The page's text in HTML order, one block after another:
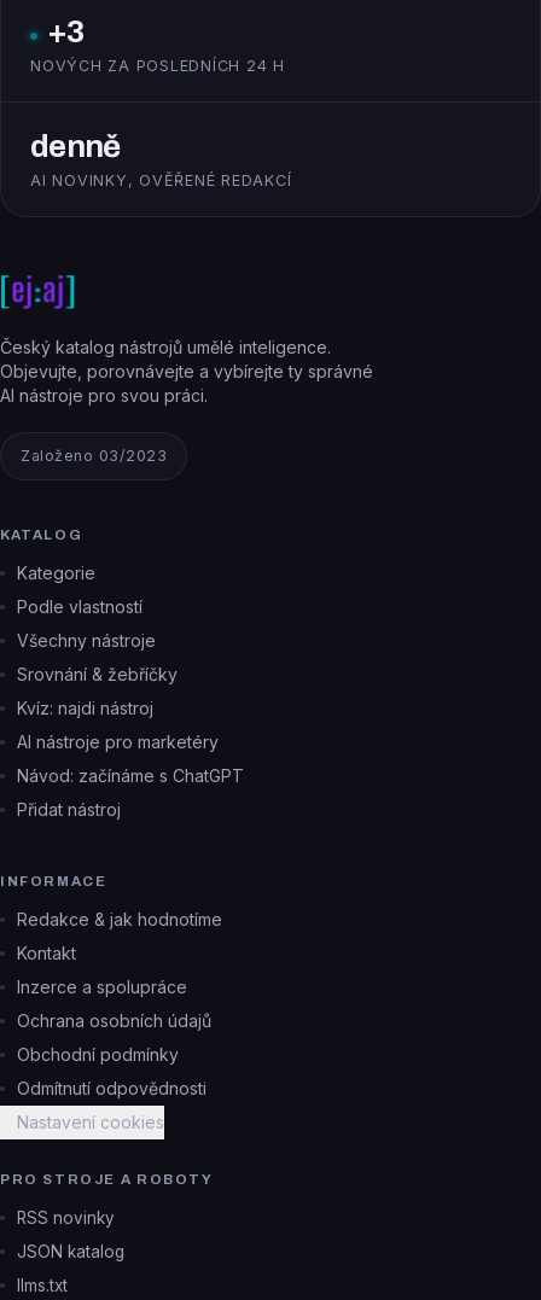
+3
NOVÝCH ZA POSLEDNÍCH 24 H
denně
AI NOVINKY, OVĚŘENÉ REDAKCÍ
Český katalog nástrojů umělé inteligence.
Objevujte, porovnávejte a vybírejte ty správné
AI nástroje pro svou práci.
Založeno 03/2023
KATALOG
Kategorie
Podle vlastností
Všechny nástroje
Srovnání & žebříčky
Kvíz: najdi nástroj
AI nástroje pro marketéry
Návod: začínáme s ChatGPT
Přidat nástroj
INFORMACE
Redakce & jak hodnotíme
Kontakt
Inzerce a spolupráce
Ochrana osobních údajů
Obchodní podmínky
Odmítnutí odpovědnosti
Nastavení cookies
PRO STROJE A ROBOTY
RSS novinky
JSON katalog
llms.txt